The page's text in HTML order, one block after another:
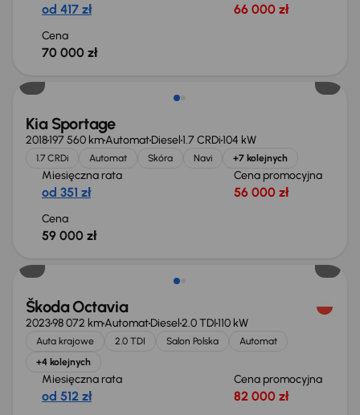
od 417 zł 66 000 zł
Cena
70 000 zł
Kia Sportage
2018197 560 kmAutomatDiesel1.7 CRDi104 kW
1.7 CRDi Automat Skóra Navi +7 kolejnych
Miesięczna rata
od 351 zł
Cena promocyjna
56 000 zł
Cena
59 000 zł
Škoda Octavia
202398 072 kmAutomatDiesel2.0 TDI110 kW
Auta krajowe 2.0 TDI Salon Polska
Automat
+4 kolejnych
Miesięczna rata
od 512 zł
Cena promocyjna
82 000 zł